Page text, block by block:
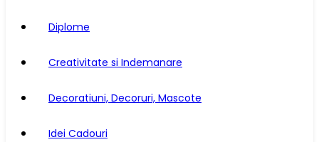
Diplome
Creativitate si Indemanare
Decoratiuni, Decoruri, Mascote
Idei Cadouri